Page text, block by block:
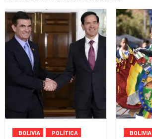
BOLIVIA
POLÍTICA
BOLIVIA